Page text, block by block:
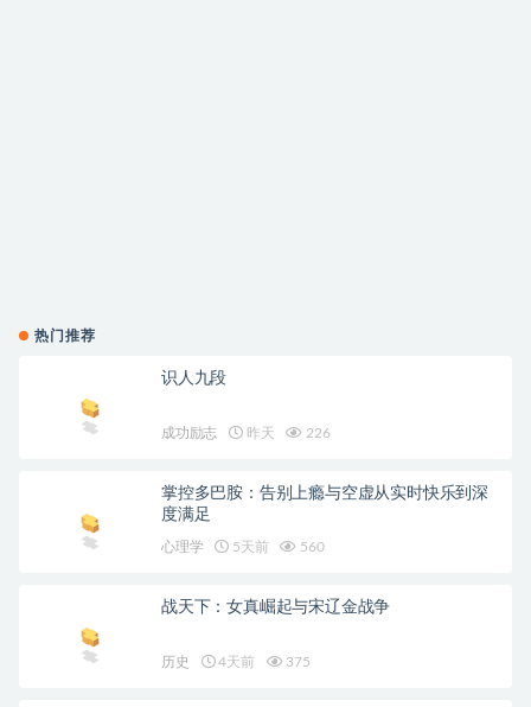
热门推荐
识人九段
成功励志 昨天 226
掌控多巴胺：告别上瘾与空虚从实时快乐到深
度满足
心理学 5天前 560
战天下：女真崛起与宋辽金战争
历史 4天前 375